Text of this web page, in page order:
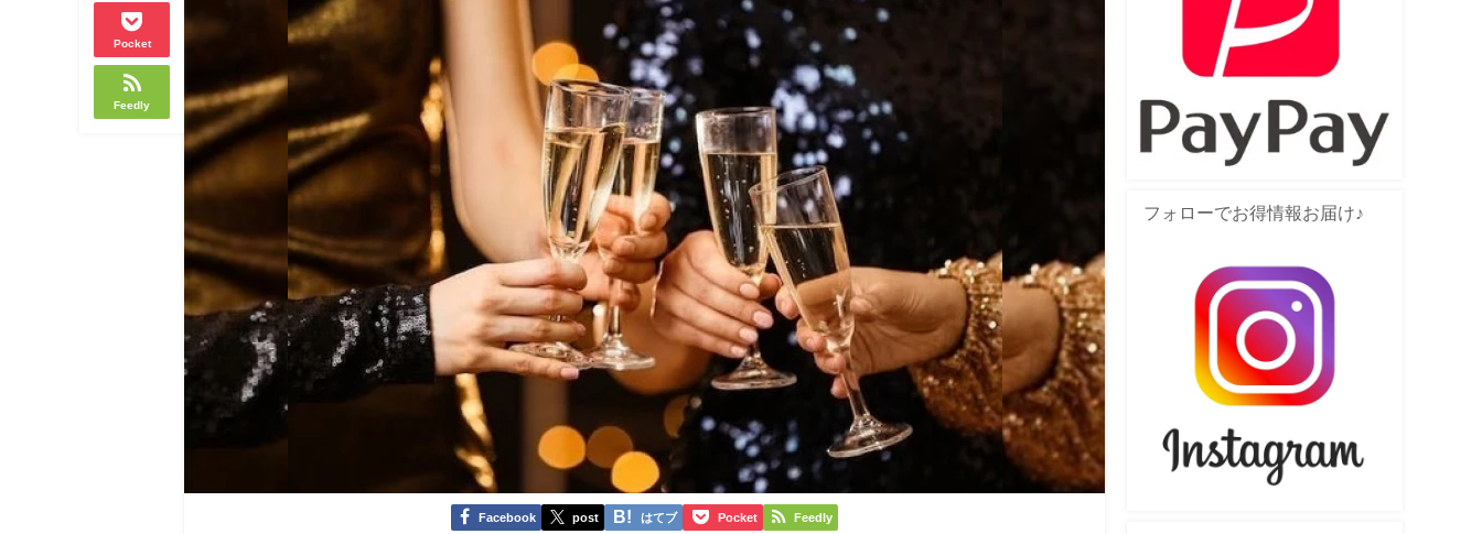
Pocket
Feedly
Facebook post はてブ Pocket Feedly
フォローでお得情報お届け♪